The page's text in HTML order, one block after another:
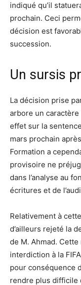
indiqué qu’il
prochain. Ceci
décision est
succession.
Un sursis
La décision prise
arbore un caractère
effet sur la
mars prochain
Formation a
provisoire ne
dans l’analyse au
écritures et de
Relativement à
d’ailleurs rejeté la
de M. Ahmad.
interdiction à la
pour conséquence
rendre plus difficile